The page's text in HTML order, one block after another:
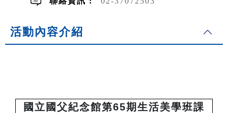
活動內容介紹
國立國父紀念館第65期生活美學班課